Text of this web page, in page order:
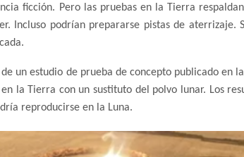
ficción. Pero las pruebas en la Tierra
Incluso podrían prepararse pistas de
de un estudio de prueba de concepto publicado en
la Tierra con un sustituto del polvo lunar. Los
reproducirse en la Luna.